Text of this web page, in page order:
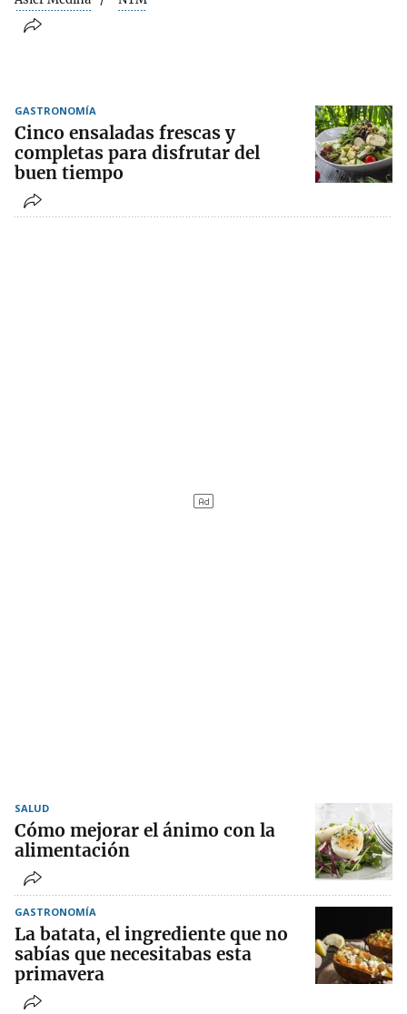
GASTRONOMÍA
Cinco ensaladas frescas y
completas para disfrutar del
buen tiempo
SALUD
Cómo mejorar el ánimo con la
alimentación
GASTRONOMÍA
La batata, el ingrediente que no
sabías que necesitabas esta
primavera